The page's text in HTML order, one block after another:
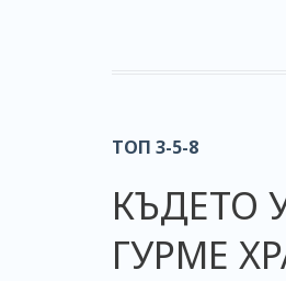
ТОП 3-5-8
КЪДЕТО
ГУРМЕ